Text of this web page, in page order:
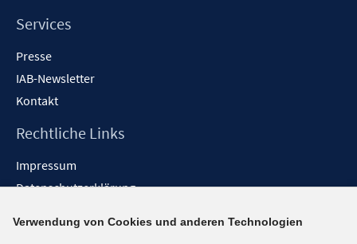
Services
Presse
IAB-Newsletter
Kontakt
Rechtliche Links
Impressum
Datenschutzerklärung
Barrieren melden
Verwendung von Cookies und anderen Technologien